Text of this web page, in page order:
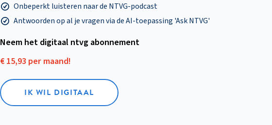
Onbeperkt luisteren naar de NTVG-podcast
Antwoorden op al je vragen via de AI-toepassing 'Ask NTVG'
Neem het digitaal ntvg abonnement
€ 15,93 per maand!
IK WIL DIGITAAL